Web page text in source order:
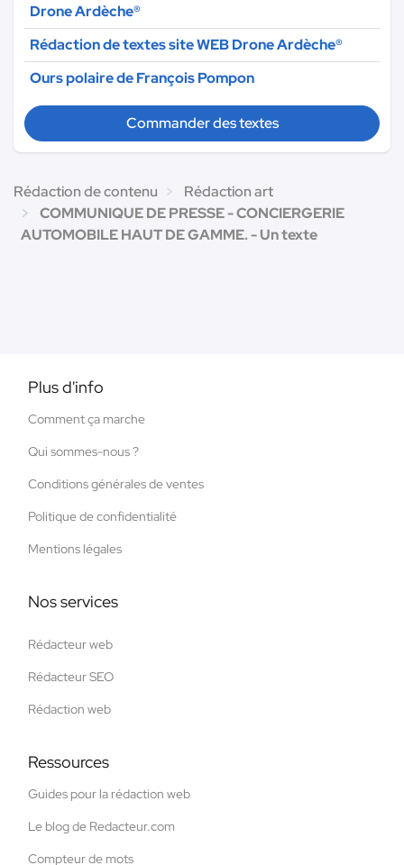
Drone Ardèche®
Rédaction de textes site WEB Drone Ardèche®
Ours polaire de François Pompon
Commander des textes
Rédaction de contenu
Rédaction art
COMMUNIQUE DE PRESSE - CONCIERGERIE
AUTOMOBILE HAUT DE GAMME. - Un texte
Plus d'info
Comment ça marche
Qui sommes-nous ?
Conditions générales de ventes
Politique de confidentialité
Mentions légales
Nos services
Rédacteur web
Rédacteur SEO
Rédaction web
Ressources
Guides pour la rédaction web
Le blog de Redacteur.com
Compteur de mots